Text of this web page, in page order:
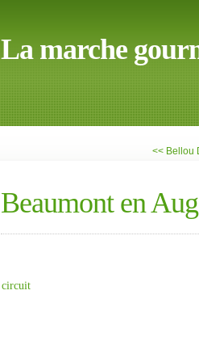
La marche
<< Bellou
Beaumont en
circuit